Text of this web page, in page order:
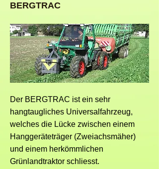
BERGTRAC
Der BERGTRAC ist ein sehr
hangtaugliches Universalfahrzeug,
welches die Lücke zwischen einem
Hanggeräteträger (Zweiachsmäher)
und einem herkömmlichen
Grünlandtraktor schliesst.